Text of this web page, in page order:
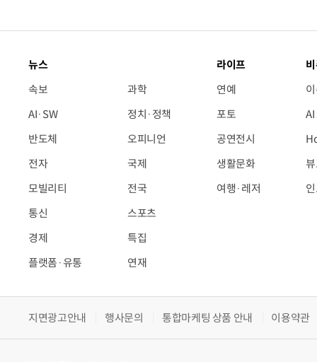
뉴스
속보
AI·SW
반도체
전자
모빌리티
통신
경제
플랫폼·유통
과학
정치·정책
오피니언
국제
전국
스포츠
특집
연재
라이프
연예
포토
공연전시
생활문화
여행·레저
지면광고안내 행사문의 통합마케팅 상품 안내 이용약관